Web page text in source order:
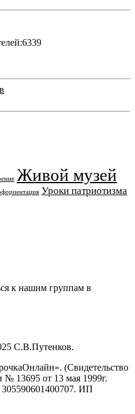
6339
Живой музей
Уроки патриотизма
к нашим группам в
С.В.Путенков.
(Свидетельство
№ 13695 от 13 мая 1999г.
ИП